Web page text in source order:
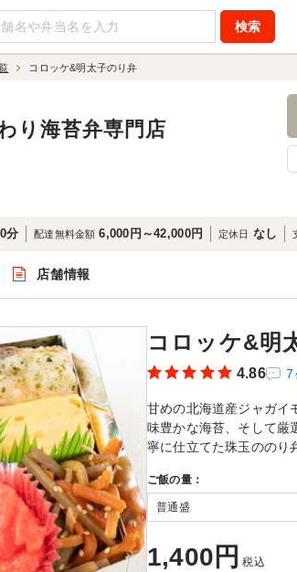
コロッケ&明太子のり弁
り海苔弁専門店
分 配達無料金額 6,000円～42,000円 定休日 なし
店舗情報
コロッケ&明
4.86 7
甘めの北海道産ジャガイ
味豊かな海苔、そして厳
寧に仕立てた珠玉ののり
ご飯の量：
1,400円 税込